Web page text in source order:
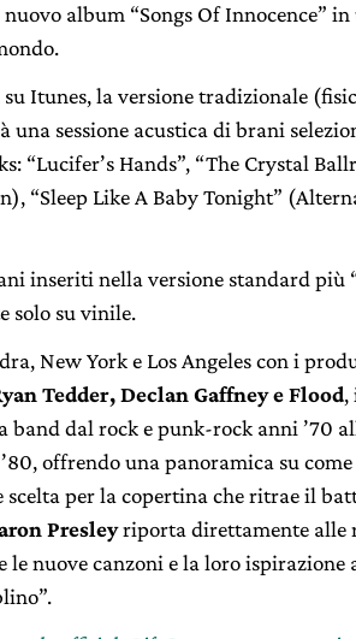
album “Songs Of Innocence” in
Itunes, la versione tradizionale
una sessione acustica di brani
“Lucifer’s Hands”, “The Crystal
“Sleep Like A Baby Tonight”
inseriti nella versione standard più
solo su vinile.
New York e Los Angeles con i
Tedder, Declan Gaffney e Flood,
dal rock e punk-rock anni ’70
offrendo una panoramica su come
scelta per la copertina che ritrae il
Presleyriporta direttamente alle
le nuove canzoni e la loro ispirazione